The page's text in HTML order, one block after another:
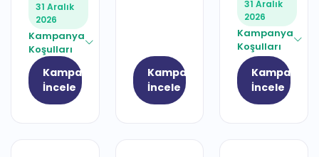
31 Aralık
2026
Kampanya
Koşulları
Kampanyayı
İncele
Kampanyayı
İncele
31 Aralık
2026
Kampanya
Koşulları
İncele